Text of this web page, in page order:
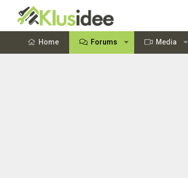
Home Forums Media